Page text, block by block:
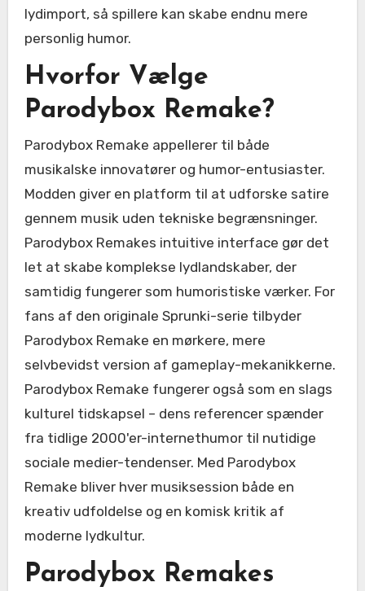
lydimport, så spillere kan skabe endnu mere
personlig humor.
Hvorfor Vælge
Parodybox Remake?
Parodybox Remake appellerer til både
musikalske innovatører og humor-entusiaster.
Modden giver en platform til at udforske satire
gennem musik uden tekniske begrænsninger.
Parodybox Remakes intuitive interface gør det
let at skabe komplekse lydlandskaber, der
samtidig fungerer som humoristiske værker. For
fans af den originale Sprunki-serie tilbyder
Parodybox Remake en mørkere, mere
selvbevidst version af gameplay-mekanikkerne.
Parodybox Remake fungerer også som en slags
kulturel tidskapsel – dens referencer spænder
fra tidlige 2000'er-internethumor til nutidige
sociale medier-tendenser. Med Parodybox
Remake bliver hver musiksession både en
kreativ udfoldelse og en komisk kritik af
moderne lydkultur.
Parodybox Remakes